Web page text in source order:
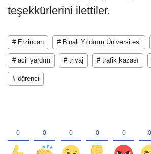
teşekkürlerini ilettiler.
# Erzincan # Binali Yıldırım Üniversitesi
# acil yardım # triyaj # trafik kazası
# öğrenci